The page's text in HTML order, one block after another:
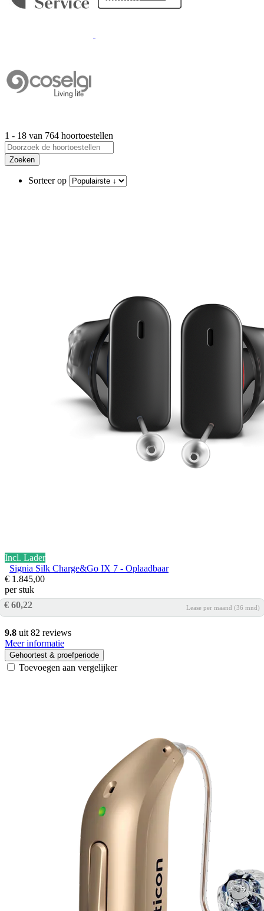
1 - 18 van 764 hoortoestellen
Zoeken
Sorteer op
Incl. Lader
Signia Silk Charge&Go IX 7 - Oplaadbaar
€ 1.845,00
per stuk
€ 60,22
Lease per maand (36 mnd)
9.8 uit 82 reviews
Meer informatie
Gehoortest & proefperiode
Toevoegen aan vergelijker